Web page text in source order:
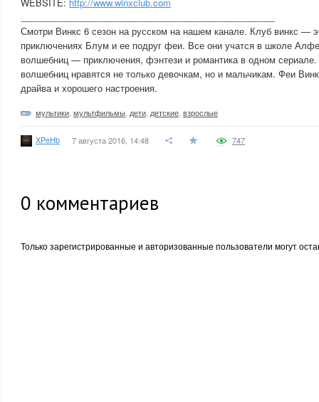
Смотри Винкс 6 сезон на русском на нашем канале. Клуб винкс —
приключениях Блум и ее подруг феи. Все они учатся в школе
волшебниц — приключения, фэнтези и романтика в одном
волшебниц нравятся не только девочкам, но и мальчикам. Феи
драйва и хорошего настроения.
мультики мультфильмы дети детские взрослые
XPeHb 7 августа 2016, 14:48 747
0 комментариев
Только зарегистрированные и авторизованные пользователи могут